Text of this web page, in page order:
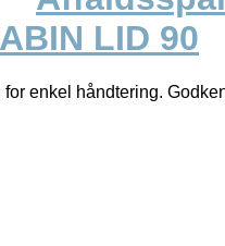
LID 90
enkel håndtering.